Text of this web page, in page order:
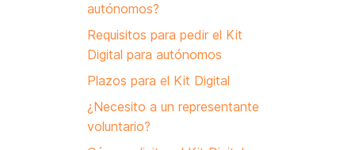
autónomos?
Requisitos para pedir el Kit
Digital para autónomos
Plazos para el Kit Digital
¿Necesito a un representante
voluntario?